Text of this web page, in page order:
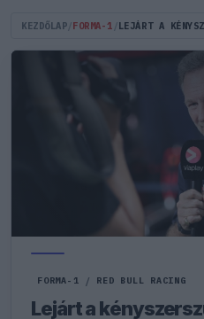
KEZDŐLAP FORMA-1
FORMA-1 / RED BULL RACING
Lejárt a